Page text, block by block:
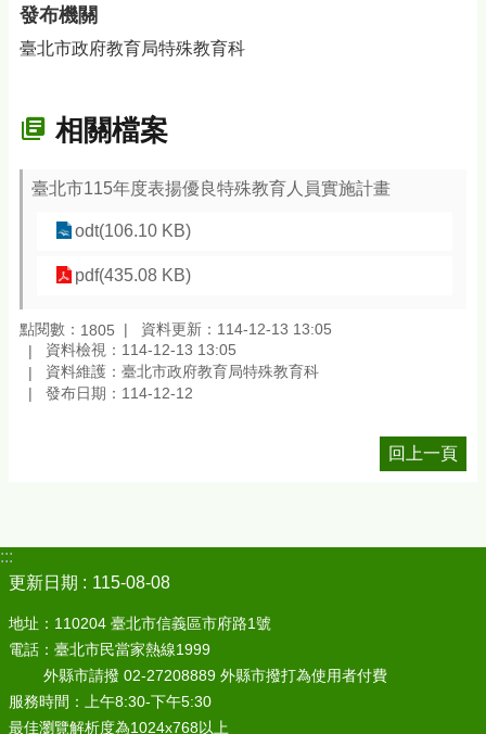
發布機關
臺北市政府教育局特殊教育科
相關檔案
臺北市115年度表揚優良特殊教育人員實施計畫
odt(106.10 KB)
pdf(435.08 KB)
點閱數： 1805
資料更新：114-12-13 13:05
資料檢視：114-12-13 13:05
資料維護：臺北市政府教育局特殊教育科
發布日期：114-12-12
回上一頁
:::
更新日期
115-08-08
地址：110204 臺北市信義區市府路1號
電話：臺北市民當家熱線1999
外縣市請撥 02-27208889 外縣市撥打為使用者付費
服務時間：上午8:30-下午5:30
最佳瀏覽解析度為1024x768以上